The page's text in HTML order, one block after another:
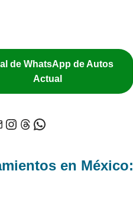
de WhatsApp de Autos
Actual
en México: